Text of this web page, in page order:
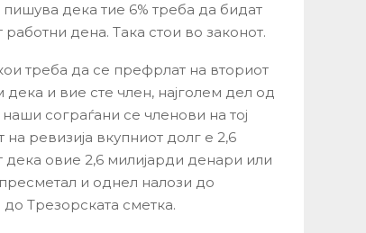
дека тие 6% треба да бидат
дена. Така стои во законот.
треба да се префрлат на вториот
и вие сте член, најголем дел од
сограѓани се членови на тој
ревизија вкупниот долг е 2,6
дека овие 2,6 милијарди денари или
и однел налози до
Трезорската сметка.